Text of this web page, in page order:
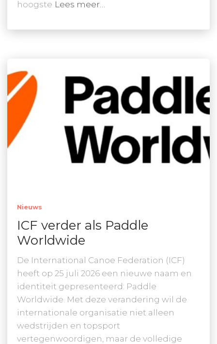
hoogste Lees meer…
Nieuws
ICF verder als Paddle
Worldwide
De International Canoe Federation (ICF)
heeft op 25 juli 2026 een nieuwe naam en
identiteit gepresenteerd: Paddle
Worldwide. Met deze verandering wil de
internationale organisatie niet alleen
wedstrijden en topsport
vertegenwoordigen, maar de volledige